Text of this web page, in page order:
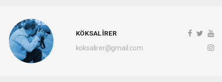
KÖKSAL İRER
koksalirer@gmail.com